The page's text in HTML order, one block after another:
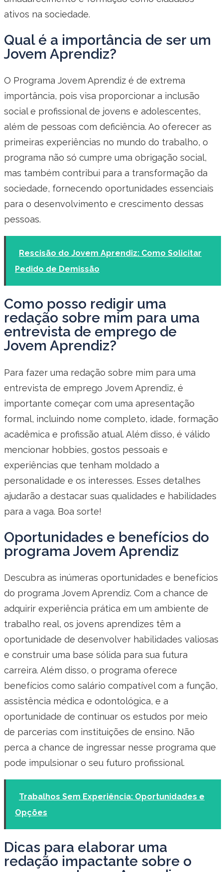
ativos na sociedade.
Qual é a importância de ser um
Jovem Aprendiz?
O Programa Jovem Aprendiz é de extrema
importância, pois visa proporcionar a inclusão
social e profissional de jovens e adolescentes,
além de pessoas com deficiência. Ao oferecer as
primeiras experiências no mundo do trabalho, o
programa não só cumpre uma obrigação social,
mas também contribui para a transformação da
sociedade, fornecendo oportunidades essenciais
para o desenvolvimento e crescimento dessas
pessoas.
Rescisão do Jovem Aprendiz: Como Solicitar
Pedido de Demissão
Como posso redigir uma
redação sobre mim para uma
entrevista de emprego de
Jovem Aprendiz?
Para fazer uma redação sobre mim para uma
entrevista de emprego Jovem Aprendiz, é
importante começar com uma apresentação
formal, incluindo nome completo, idade, formação
acadêmica e profissão atual. Além disso, é válido
mencionar hobbies, gostos pessoais e
experiências que tenham moldado a
personalidade e os interesses. Esses detalhes
ajudarão a destacar suas qualidades e habilidades
para a vaga. Boa sorte!
Oportunidades e benefícios do
programa Jovem Aprendiz
Descubra as inúmeras oportunidades e benefícios
do programa Jovem Aprendiz. Com a chance de
adquirir experiência prática em um ambiente de
trabalho real, os jovens aprendizes têm a
oportunidade de desenvolver habilidades valiosas
e construir uma base sólida para sua futura
carreira. Além disso, o programa oferece
benefícios como salário compatível com a função,
assistência médica e odontológica, e a
oportunidade de continuar os estudos por meio
de parcerias com instituições de ensino. Não
perca a chance de ingressar nesse programa que
pode impulsionar o seu futuro profissional.
Trabalhos Sem Experiência: Oportunidades e
Opções
Dicas para elaborar uma
redação impactante sobre o